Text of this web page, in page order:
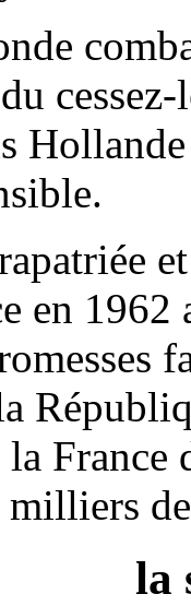
en
France
milliers
la